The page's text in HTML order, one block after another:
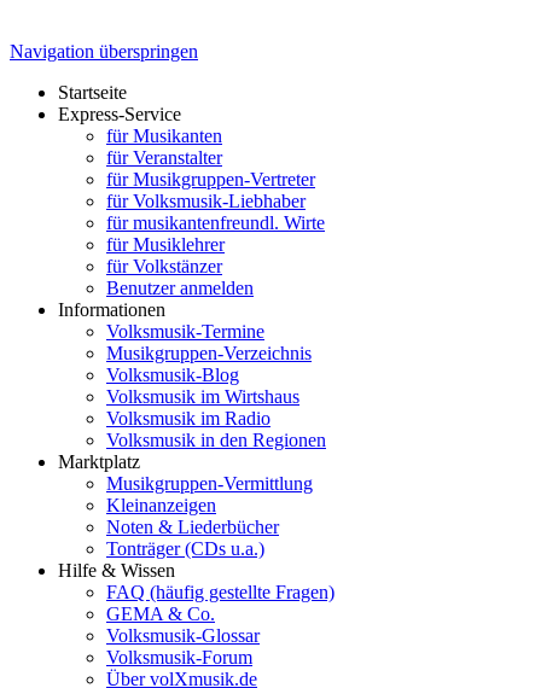
Navigation überspringen
Startseite
Express-Service
für Musikanten
für Veranstalter
für Musikgruppen-Vertreter
für Volksmusik-Liebhaber
für musikantenfreundl. Wirte
für Musiklehrer
für Volkstänzer
Benutzer anmelden
Informationen
Volksmusik-Termine
Musikgruppen-Verzeichnis
Volksmusik-Blog
Volksmusik im Wirtshaus
Volksmusik im Radio
Volksmusik in den Regionen
Marktplatz
Musikgruppen-Vermittlung
Kleinanzeigen
Noten & Liederbücher
Tonträger (CDs u.a.)
Hilfe & Wissen
FAQ (häufig gestellte Fragen)
GEMA & Co.
Volksmusik-Glossar
Volksmusik-Forum
Über volXmusik.de